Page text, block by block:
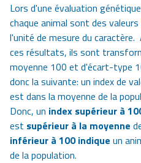
Lors d'une évaluation
chaque animal sont des
l'unité de mesure du
ces résultats, ils sont
moyenne 100 et d'écart-type
donc la suivante: un index de
est dans la moyenne de la
Donc, un index supérieur à
est supérieur à la moyenne
inférieur à 100 indique un
de la population.